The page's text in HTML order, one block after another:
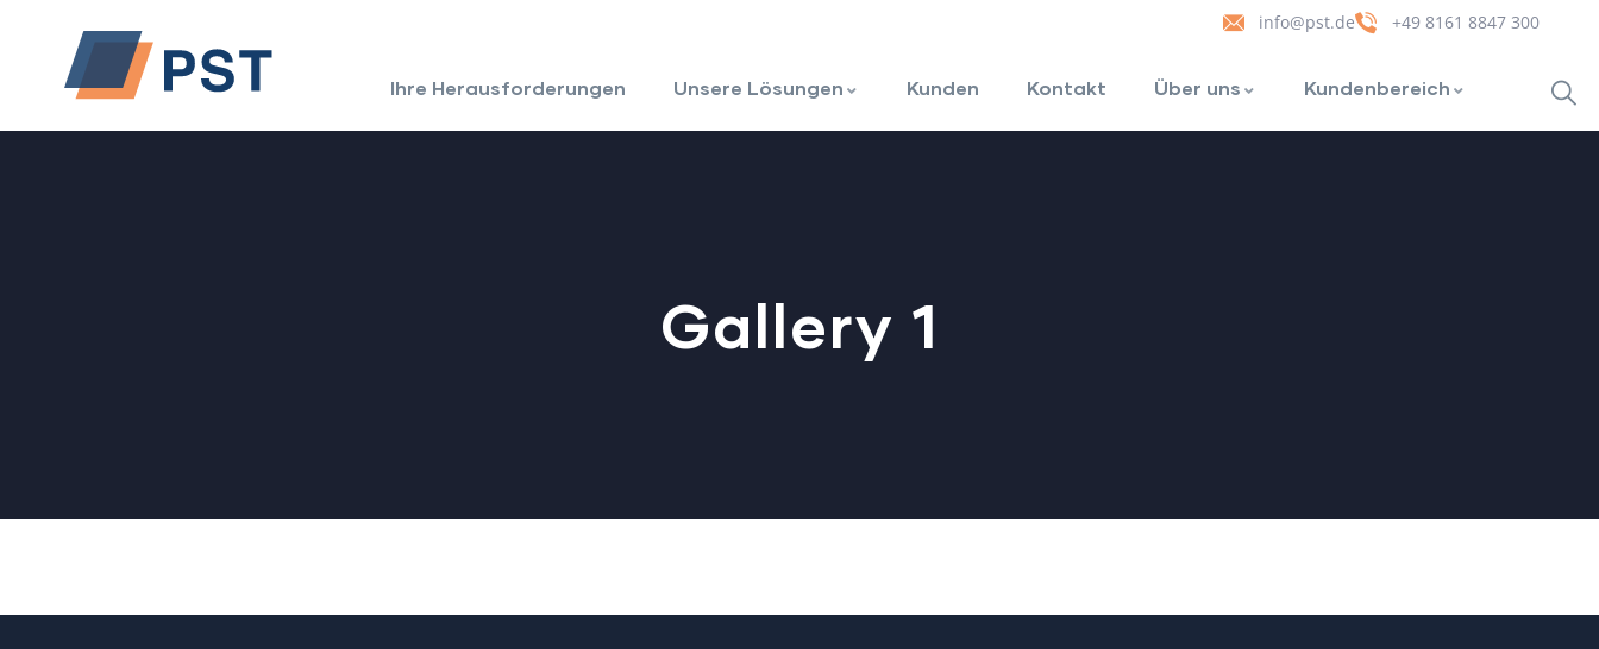
info@pst.de +49 8161 8847 300
Ihre Herausforderungen Unsere Lösungen Kunden Kontakt Über uns Kundenbereich
Gallery 1